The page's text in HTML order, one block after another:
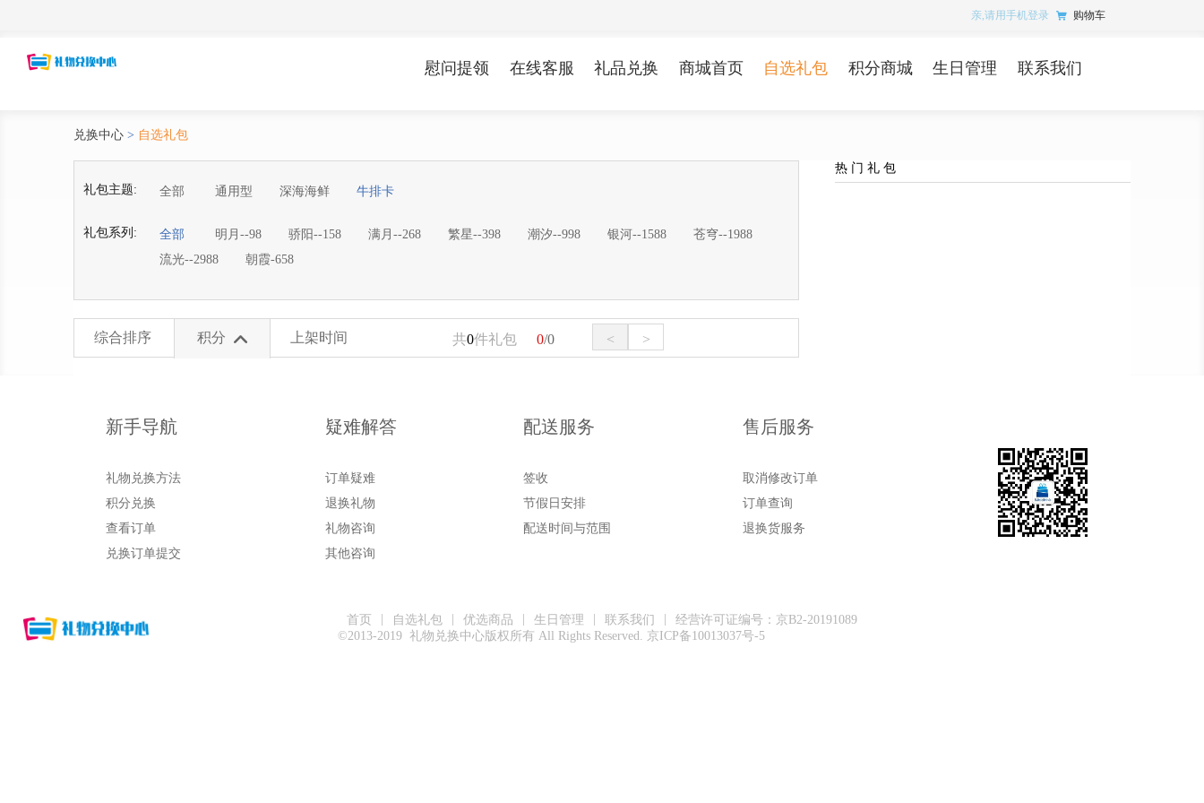
亲,请用手机登录 购物车
慰问提领 在线客服 礼品兑换 商城首页 自选礼包 积分商城 生日管理 联系我们
兑换中心 > 自选礼包
礼包主题: 全部 通用型 深海海鲜 牛排卡
礼包系列: 全部 明月--98 骄阳--158 满月--268 繁星--398 潮汐--998 银河--1588
苍穹--1988
流光--2988
朝霞-658
综合排序 积分 上架时间 共0件礼包 0/0 < >
热 门 礼 包
新手导航
礼物兑换方法
积分兑换
查看订单
兑换订单提交
疑难解答
订单疑难
退换礼物
礼物咨询
其他咨询
配送服务
签收
节假日安排
配送时间与范围
售后服务
取消修改订单
订单查询
退换货服务
首页 | 自选礼包 | 优选商品 | 生日管理 | 联系我们 |
经营许可证编号：京B2-20191089
©2013-2019 礼物兑换中心版权所有 All Rights Reserved. 京ICP备10013037号-5